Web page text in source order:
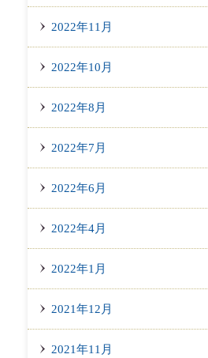
2022年11月
2022年10月
2022年8月
2022年7月
2022年6月
2022年4月
2022年1月
2021年12月
2021年11月